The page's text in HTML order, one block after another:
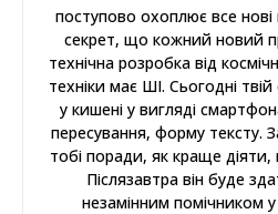
поступово охоплює все
секрет, що кожний новий
технічна розробка від
техніки має ШІ. Сьогодні
у кишені у вигляді
пересування, форму тексту.
тобі поради, як краще діяти,
Післязавтра він буде
незамінним помічником